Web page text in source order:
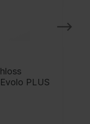
PLUS